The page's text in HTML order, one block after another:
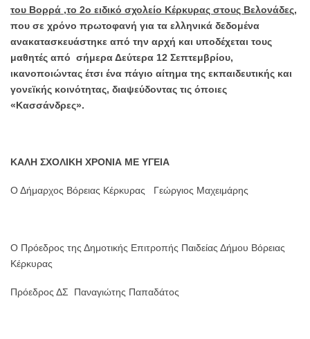
του Βορρά ,το 2ο ειδικό σχολείο Κέρκυρας στους Βελονάδες,
που σε χρόνο πρωτοφανή για τα ελληνικά δεδομένα
ανακατασκευάστηκε από την αρχή και υποδέχεται τους
μαθητές από σήμερα Δεύτερα 12 Σεπτεμβρίου,
ικανοποιώντας έτσι ένα πάγιο αίτημα της εκπαιδευτικής και
γονεϊκής κοινότητας, διαψεύδοντας τις όποιες
«Κασσάνδρες».
ΚΑΛΗ ΣΧΟΛΙΚΗ ΧΡΟΝΙΑ ΜΕ ΥΓΕΙΑ
Ο Δήμαρχος Βόρειας Κέρκυρας Γεώργιος Μαχειμάρης
Ο Πρόεδρος της Δημοτικής Επιτροπής Παιδείας Δήμου Βόρειας
Κέρκυρας
Πρόεδρος ΔΣ Παναγιώτης Παπαδάτος